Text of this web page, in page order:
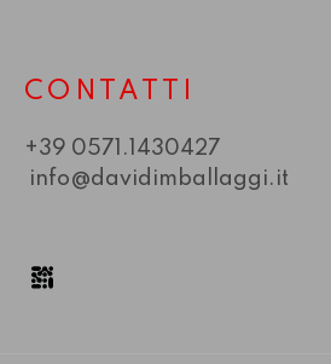
CONTATTI
+39 0571.1430427
info@davidimballaggi.it